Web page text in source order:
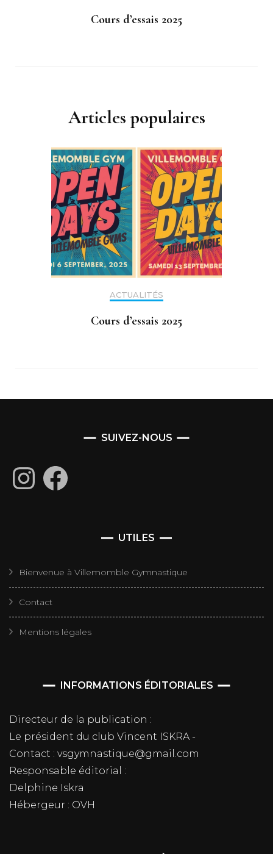
Cours d’essais 2025
Articles populaires
ACTUALITÉS
Cours d’essais 2025
SUIVEZ-NOUS
InstagramFacebook
UTILES
Bienvenue à Villemomble Gymnastique
Contact
Mentions légales
INFORMATIONS ÉDITORIALES
Directeur de la publication :
Le président du club Vincent ISKRA -
Contact : vsgymnastique@gmail.com
Responsable éditorial :
Delphine Iskra
Hébergeur : OVH